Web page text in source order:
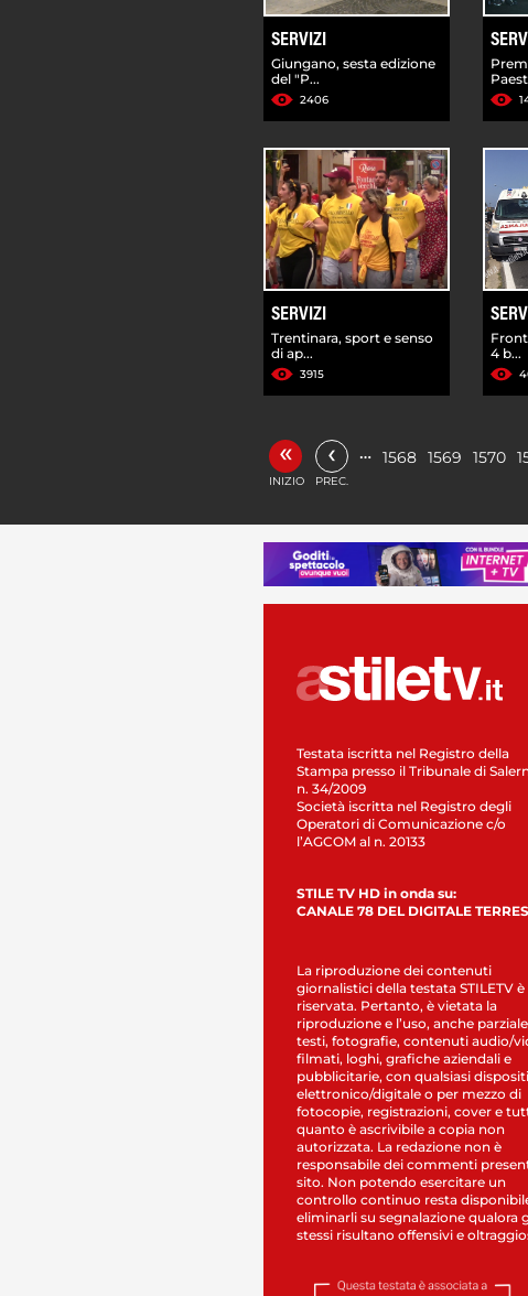
SERVIZI
Giungano, sesta edizione
del "P...
2406
SERVIZI
Trentinara, sport e senso
di ap...
3915
4 b...
«
INIZIO
‹
PREC.
… 1568 1569 1570
Testata iscritta nel Registro della
Stampa presso il Tribunale di
n. 34/2009
Società iscritta nel Registro degli
Operatori di Comunicazione c/o
l’AGCOM al n. 20133
STILE TV HD in onda su:
CANALE 78 DEL DIGITALE
La riproduzione dei contenuti
giornalistici della testata STILETV è
riservata. Pertanto, è vietata la
riproduzione e l’uso, anche
testi, fotografie, contenuti audio/
filmati, loghi, grafiche aziendali e
pubblicitarie, con qualsiasi
elettronico/digitale o per mezzo di
fotocopie, registrazioni, cover e
quanto è ascrivibile a copia non
autorizzata. La redazione non è
responsabile dei commenti
sito. Non potendo esercitare un
controllo continuo resta
eliminarli su segnalazione qualora
stessi risultano offensivi e